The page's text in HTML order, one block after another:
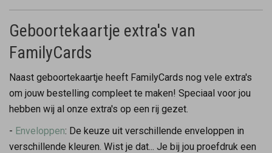
Geboortekaartje extra's van
FamilyCards
Naast geboortekaartje heeft FamilyCards nog vele extra's
om jouw bestelling compleet te maken! Speciaal voor jou
hebben wij al onze extra's op een rij gezet.
- Enveloppen: De keuze uit verschillende enveloppen in
verschillende kleuren. Wist je dat... Je bij jou proefdruk een